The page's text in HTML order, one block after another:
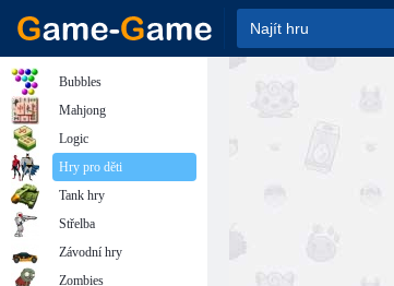
Bubbles
Mahjong
Logic
Hry pro děti
Tank hry
Střelba
Závodní hry
Zombies